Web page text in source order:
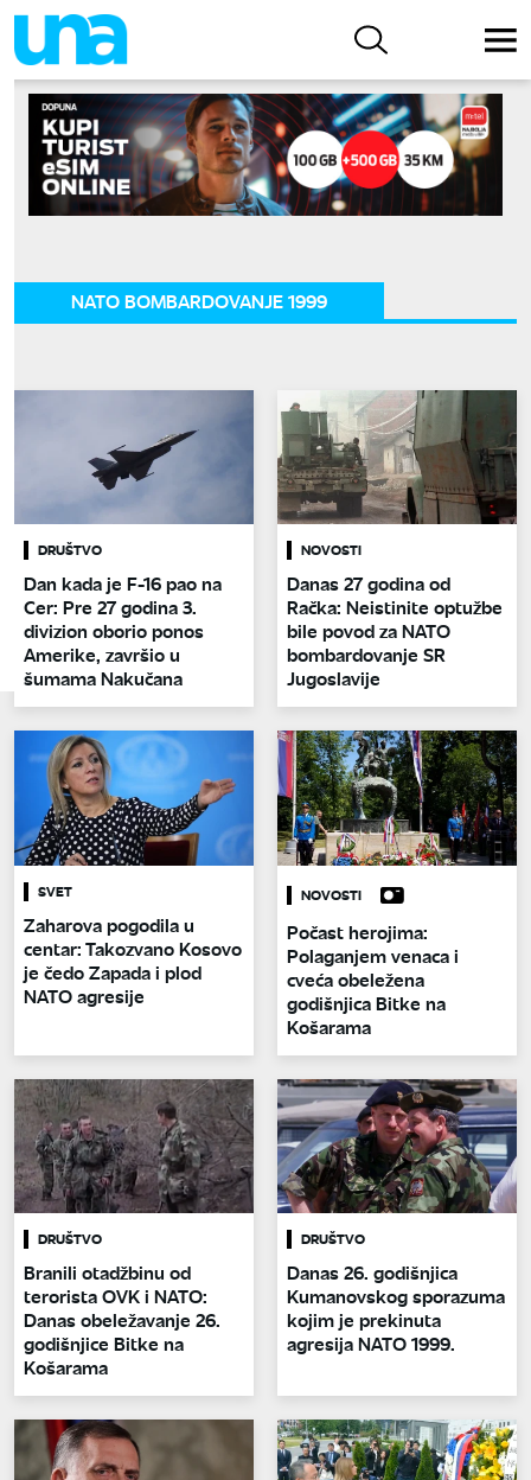
NATO BOMBARDOVANJE 1999
DRUŠTVO
Dan kada je F-16 pao na
Cer: Pre 27 godina 3.
divizion oborio ponos
Amerike, završio u
šumama Nakučana
NOVOSTI
Danas 27 godina od
Račka: Neistinite optužbe
bile povod za NATO
bombardovanje SR
Jugoslavije
SVET
Zaharova pogodila u
centar: Takozvano Kosovo
je čedo Zapada i plod
NATO agresije
NOVOSTI
Počast herojima:
Polaganjem venaca i
cveća obeležena
godišnjica Bitke na
Košarama
DRUŠTVO
Branili otadžbinu od
terorista OVK i NATO:
Danas obeležavanje 26.
godišnjice Bitke na
Košarama
DRUŠTVO
Danas 26. godišnjica
Kumanovskog sporazuma
kojim je prekinuta
agresija NATO 1999.